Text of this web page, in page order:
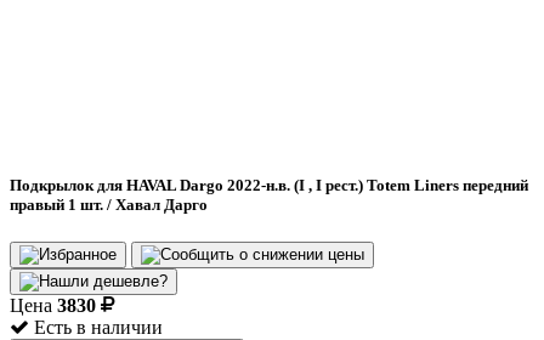
Подкрылок для HAVAL Dargo 2022-н.в. (I , I рест.) Totem Liners передний
правый 1 шт. / Хавал Дарго
Цена 3830
Есть в наличии